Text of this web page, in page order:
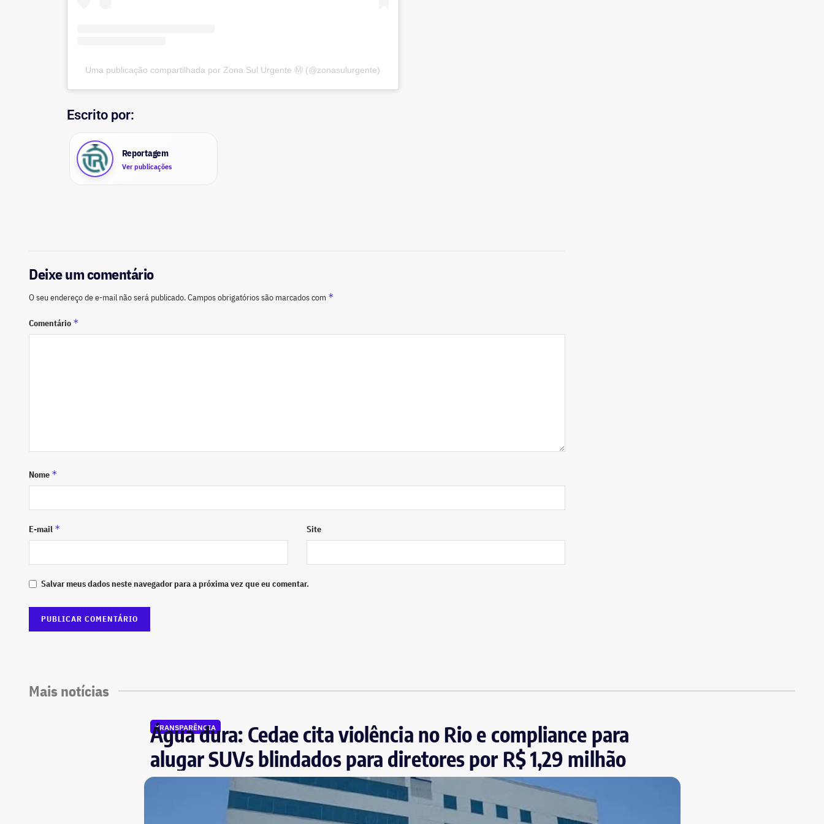
Uma publicação compartilhada por Zona Sul Urgente Ⓜ️ (@zonasulurgente)
Escrito por:
Reportagem
Ver publicações
Deixe um comentário
O seu endereço de e-mail não será publicado.Campos obrigatórios são marcados com *
Comentário *
Nome *
E-mail * Site
Salvar meus dados neste navegador para a próxima vez que eu comentar.
Mais notícias
TRANSPARÊNCIA
Água dura: Cedae cita violência no Rio e compliance para
alugar SUVs blindados para diretores por R$ 1,29 milhão